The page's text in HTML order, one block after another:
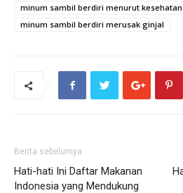
minum sambil berdiri menurut kesehatan
minum sambil berdiri merusak ginjal
Berita sebelumya
Hati-hati Ini Daftar Makanan
Indonesia yang Mendukung